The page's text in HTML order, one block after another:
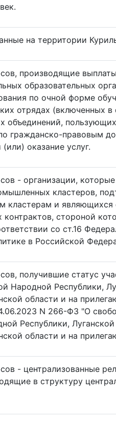
на территории
производящие
образовательных
по очной форме
отрядах (включенных
объединений,
гражданско-правовым
оказание услуг.
- организации,
кластеров,
кластерам и являющихся
стороной
со ст.16
в Российской
получившие статус
Народной Республики,
области и на
N 266-ФЗ "О
Республики,
области и на
- централизованные
в структуру